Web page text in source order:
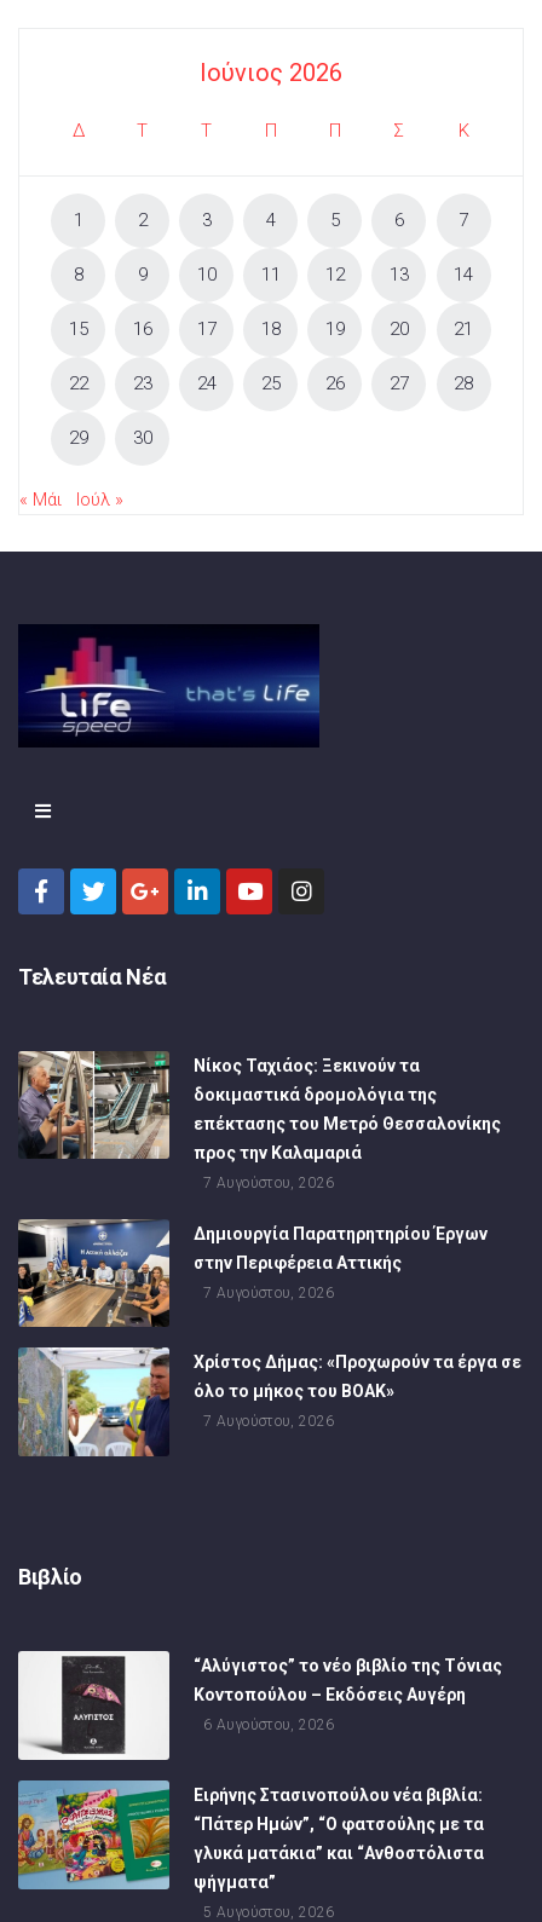
Ιούνιος 2026
Δ Τ Τ Π Π Σ Κ
1 2 3 4 5 6 7
8 9 10 11 12 13 14
15 16 17 18 19 20 21
22 23 24 25 26 27 28
29 30
« Μάι Ιούλ »
Τελευταία Νέα
Νίκος Ταχιάος: Ξεκινούν τα
δοκιμαστικά δρομολόγια της
επέκτασης του Μετρό Θεσσαλονίκης
προς την Καλαμαριά
7 Αυγούστου, 2026
Δημιουργία Παρατηρητηρίου Έργων
στην Περιφέρεια Αττικής
7 Αυγούστου, 2026
Χρίστος Δήμας: «Προχωρούν τα έργα σε
όλο το μήκος του ΒΟΑΚ»
7 Αυγούστου, 2026
Βιβλίο
“Αλύγιστος” το νέο βιβλίο της Τόνιας
Κοντοπούλου – Εκδόσεις Αυγέρη
6 Αυγούστου, 2026
Ειρήνης Στασινοπούλου νέα βιβλία:
“Πάτερ Ημών”, “Ο φατσούλης με τα
γλυκά ματάκια” και “Ανθοστόλιστα
ψήγματα”
5 Αυγούστου, 2026